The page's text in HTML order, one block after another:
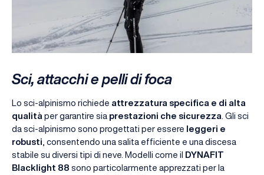
Sci, attacchi e pelli di foca
Lo sci-alpinismo richiede attrezzatura specifica e di alta
qualità per garantire sia prestazioni che sicurezza . Gli sci
da sci-alpinismo sono progettati per essere leggeri e
robusti , consentendo una salita efficiente e una discesa
stabile su diversi tipi di neve. Modelli come il
DYNAFIT
Blacklight 88 sono particolarmente apprezzati per la